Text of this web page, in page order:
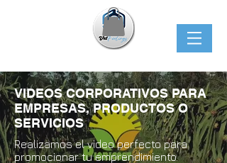
VIDEOS CORPORATIVOS PARA
EMPRESAS, PRODUCTOS O
SERVICIOS
Realizamos el video perfecto para
promocionar tu emprendimiento.